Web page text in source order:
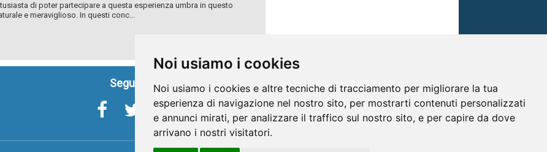
Noi usiamo i cookies
Noi usiamo i cookies e altre tecniche di tracciamento per migliorare la tua
esperienza di navigazione nel nostro sito, per mostrarti contenuti personalizzati
e annunci mirati, per analizzare il traffico sul nostro sito, e per capire da dove
arrivano i nostri visitatori.
di poter partecipare a questa esperienza umbra in questo
e meraviglioso. In questi conc...
Seguici su